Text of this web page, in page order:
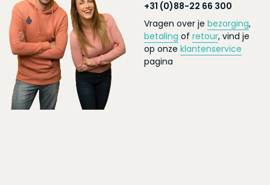
+31 (0)88-22 66 300
Vragen over je bezorging,
betaling of retour, vind je
op onze klantenservice
pagina